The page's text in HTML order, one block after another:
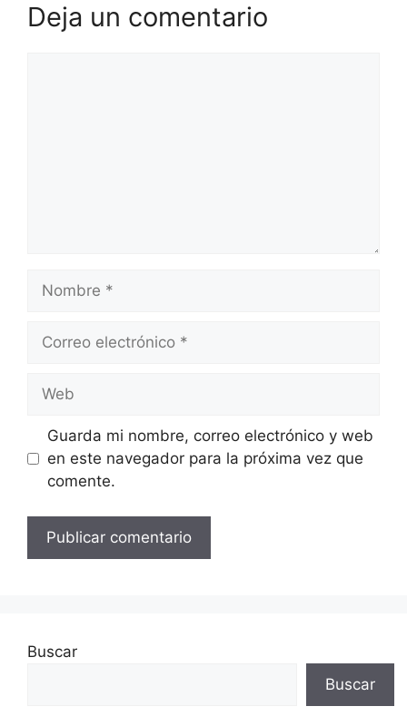
Deja un comentario
Nombre
Correo
Web
Guarda mi nombre, correo electrónico y web
en este navegador para la próxima vez que
comente.
Buscar
Buscar